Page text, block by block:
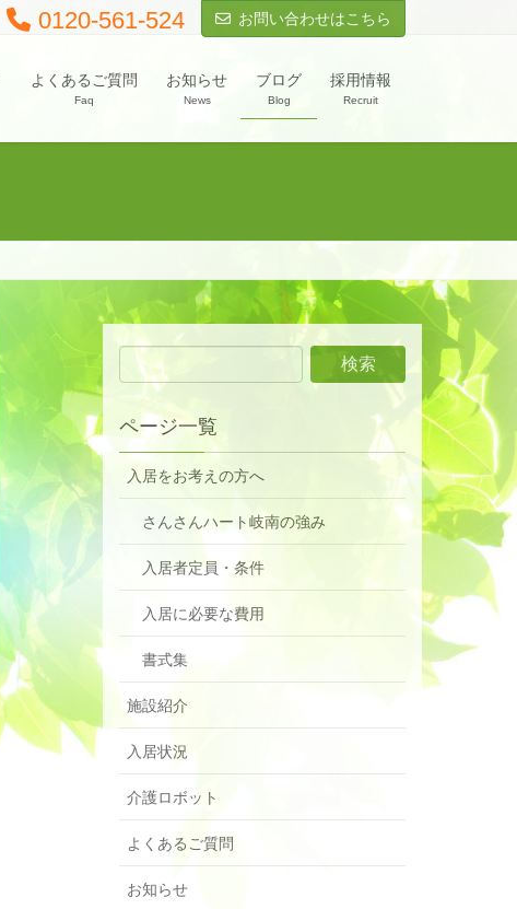
0120-561-524 お問い合わせはこちら
よくあるご質問
Faq
お知らせ
News
ブログ
Blog
採用情報
Recruit
ページ一覧
入居をお考えの方へ
さんさんハート岐南の強み
入居者定員・条件
入居に必要な費用
書式集
施設紹介
入居状況
介護ロボット
よくあるご質問
お知らせ